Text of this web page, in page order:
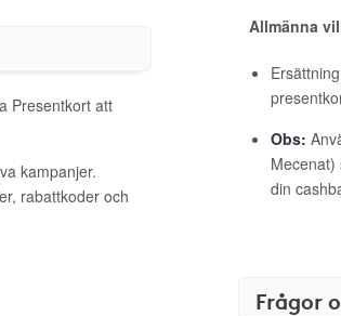
Presentkort att
kampanjer.
rabattkoder och
Allmänna
Obs:
din
Frågor